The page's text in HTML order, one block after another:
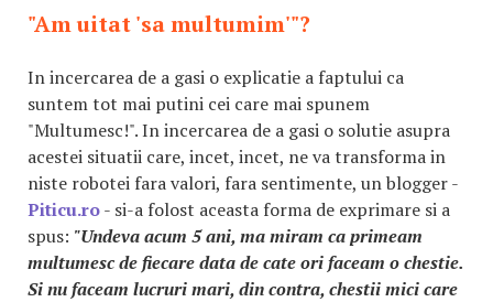
"Am uitat 'sa multumim'"?
In incercarea de a gasi o explicatie a faptului ca
suntem tot mai putini cei care mai spunem
"Multumesc!". In incercarea de a gasi o solutie asupra
acestei situatii care, incet, incet, ne va transforma in
niste robotei fara valori, fara sentimente, un blogger -
Piticu.ro- si-a folost aceasta forma de exprimare si a
spus: "Undeva acum 5 ani, ma miram ca primeam
multumesc de fiecare data de cate ori faceam o chestie.
Si nu faceam lucruri mari, din contra, chestii mici care